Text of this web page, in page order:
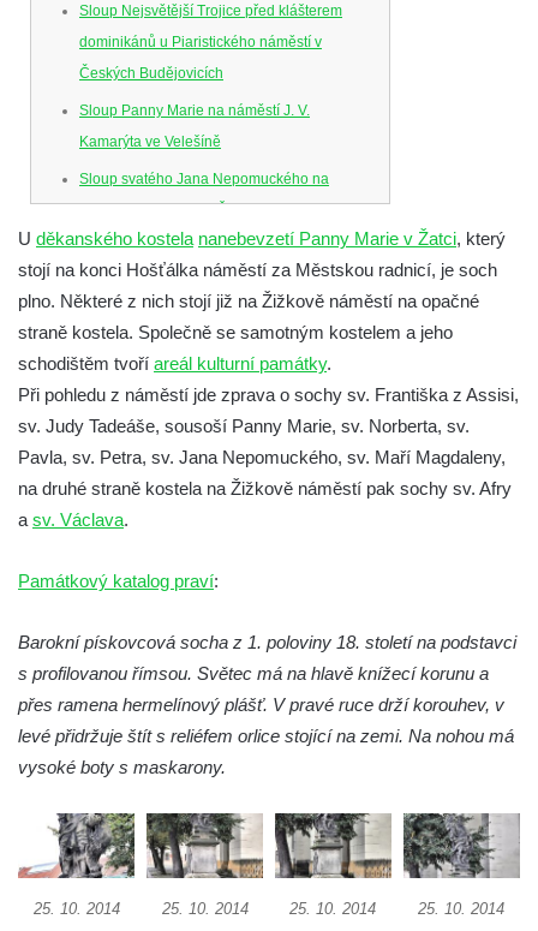
Sloup Nejsvětější Trojice před klášterem
dominikánů u Piaristického náměstí v
Českých Budějovicích
Sloup Panny Marie na náměstí J. V.
Kamarýta ve Velešíně
Sloup svatého Jana Nepomuckého na
náměstí J. Gurreho v Římově
Sloup Nejsvětější Trojice v Mirošovicích
Homo) na zahradě zámku Chrámce
Sloup Panny Marie u kostela Nalezení
svatého Kříže ve Frýdlantu
Sloup Panny Marie v Hostinném
Sloup Nejsvětější Trojice v Krásné u
Sloup s krucifixem u kostela svatého
Selendrův sloup před klášterem
benediktýnů v Polici nad Metují
Sloup Panny Marie Bolestné v Polici nad
Metují
Teplicích
Sloup Nejsvětější Trojice před zámkem v
Cítolibech
U děkanského kostela nanebevzetí Panny Marie v Žatci, který
stojí na konci Hošťálka náměstí za Městskou radnicí, je soch
plno. Některé z nich stojí již na Žižkově náměstí na opačné
straně kostela. Společně se samotným kostelem a jeho
schodištěm tvoří areál kulturní památky.
Při pohledu z náměstí jde zprava o sochy sv. Františka z Assisi,
sv. Judy Tadeáše, sousoší Panny Marie, sv. Norberta, sv.
Pavla, sv. Petra, sv. Jana Nepomuckého, sv. Maří Magdaleny,
na druhé straně kostela na Žižkově náměstí pak sochy sv. Afry
a sv. Václava.
Památkový katalog praví:
Barokní pískovcová socha z 1. poloviny 18. století na podstavci
s profilovanou římsou. Světec má na hlavě knížecí korunu a
přes ramena hermelínový plášť. V pravé ruce drží korouhev, v
levé přidržuje štít s reliéfem orlice stojící na zemi. Na nohou má
vysoké boty s maskarony.
25. 10. 2014 25. 10. 2014 25. 10. 2014 25. 10. 2014